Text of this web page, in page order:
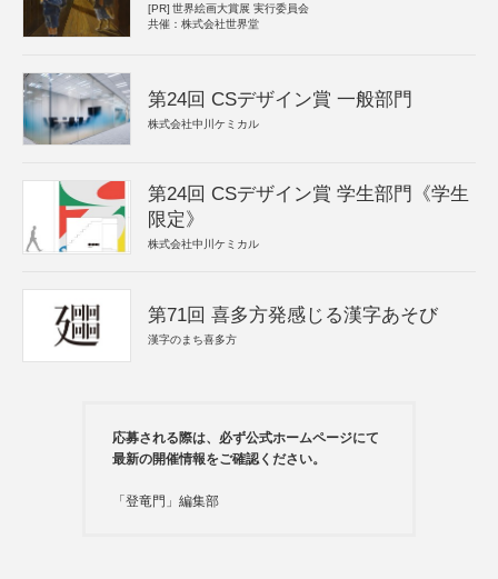
[PR] 世界絵画大賞展 実行委員会
共催：株式会社世界堂
第24回 CSデザイン賞 一般部門
株式会社中川ケミカル
第24回 CSデザイン賞 学生部門《学生
限定》
株式会社中川ケミカル
第71回 喜多方発感じる漢字あそび
漢字のまち喜多方
応募される際は、必ず公式ホームページにて
最新の開催情報をご確認ください。
「登竜門」編集部